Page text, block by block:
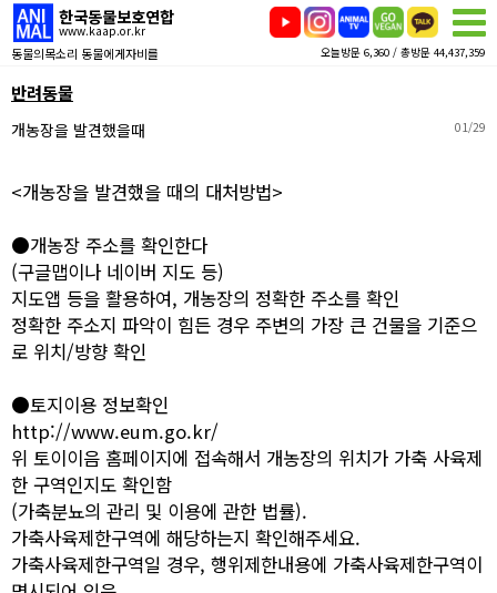
한국동물보호연합
www.kaap.or.kr
동물의목소리 동물에게자비를 오늘방문 6,360 / 총방문 44,437,359
반려동물
개농장을 발견했을때 01/29
<개농장을 발견했을 때의 대처방법>
●개농장 주소를 확인한다
(구글맵이나 네이버 지도 등)
지도앱 등을 활용하여, 개농장의 정확한 주소를 확인
정확한 주소지 파악이 힘든 경우 주변의 가장 큰 건물을 기준으
로 위치/방향 확인
●토지이용 정보확인
http://www.eum.go.kr/
위 토이이음 홈페이지에 접속해서 개농장의 위치가 가축 사육제
한 구역인지도 확인함
(가축분뇨의 관리 및 이용에 관한 법률).
가축사육제한구역에 해당하는지 확인해주세요.
가축사육제한구역일 경우, 행위제한내용에 가축사육제한구역이